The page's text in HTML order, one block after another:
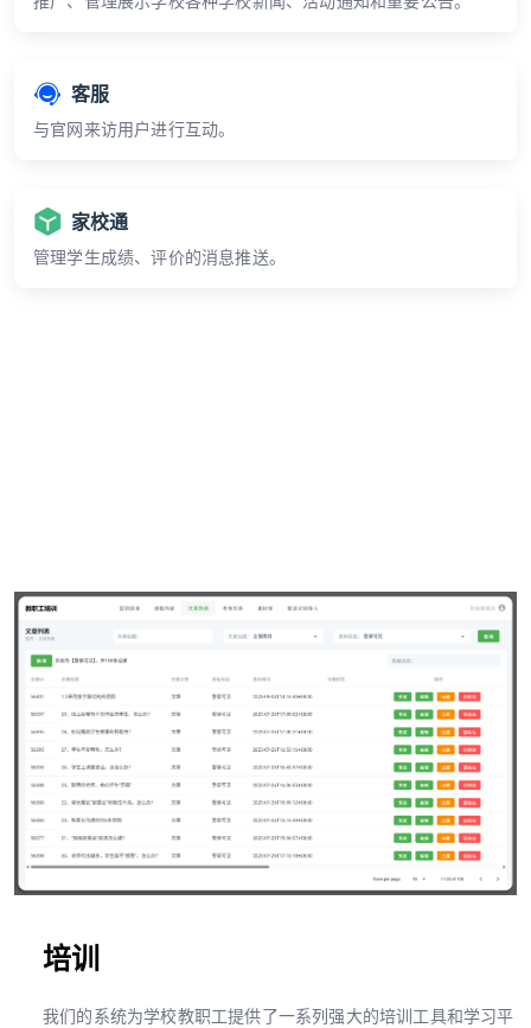
客服
与官网来访用户进行互动。
家校通
管理学生成绩、评价的消息推送。
培训
我们的系统为学校教职工提供了一系列强大的培训工具和学习平